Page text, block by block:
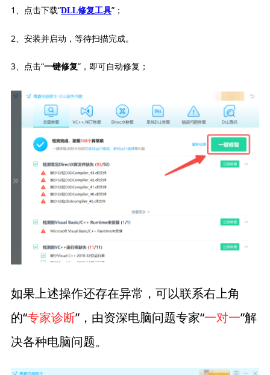
1、点击下载“DLL修复工具”；
2、安装并启动，等待扫描完成。
3、点击“一键修复”，即可自动修复；
如果上述操作还存在异常，可以联系右上角
的“专家诊断”，由资深电脑问题专家“一对一”解
决各种电脑问题。